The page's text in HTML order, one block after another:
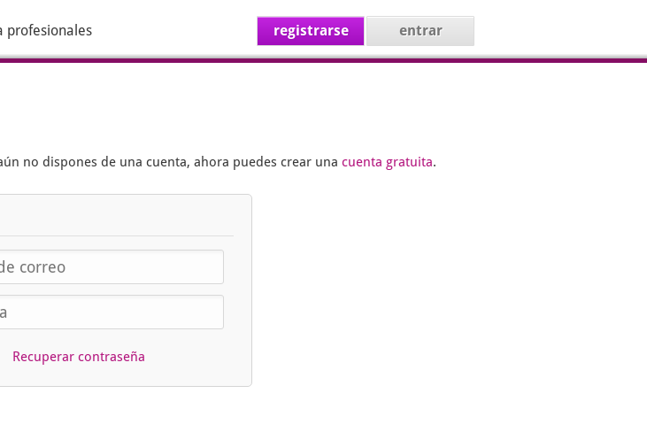
profesionales registrarse entrar
no dispones de una cuenta, ahora puedes crear una cuenta gratuita.
Recuperar contraseña